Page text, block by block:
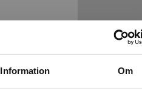
Information Om